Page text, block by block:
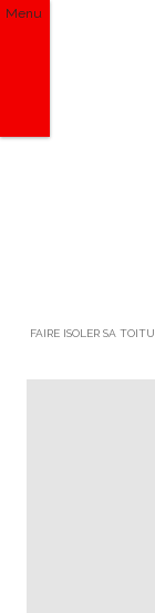
Menu
FAIRE ISOLER SA